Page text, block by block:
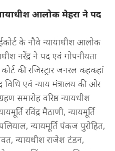
आलोक मेहरा ने पद
के नौवे न्यायाधीश आलोक
नरेंद्र ने पद एवं गोपनीयता
की रजिस्ट्रार जनरल कहकहां
विधि एवं न्याय मंत्रालय की ओर
समारोह वरिष्ठ न्यायधीश
रविंद्र मैठाणी, न्यायमूर्ति
न्यायमूर्ति पंकज पुरोहित,
न्यायधीश राजेश टंडन,